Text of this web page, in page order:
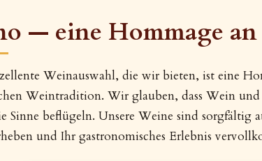
— eine Hommage an
Weinauswahl, die wir bieten, ist eine
Weintradition. Wir glauben, dass Wein
Sinne beflügeln. Unsere Weine sind sorgfältig
und Ihr gastronomisches Erlebnis